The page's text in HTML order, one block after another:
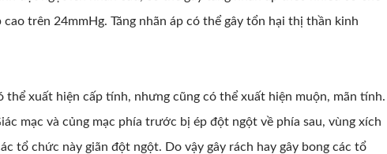
trên 24mmHg. Tăng nhãn áp có thể gây tổn hại thị thần kinh
thể xuất hiện cấp tính, nhưng cũng có thể xuất hiện muộn, mãn tính.
mạc và củng mạc phía trước bị ép đột ngột về phía sau, vùng xích
tổ chức này giãn đột ngột. Do vậy gây rách hay gây bong các tổ